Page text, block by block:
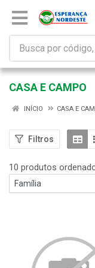
CASA E CAMPO
INÍCIO CASA E
Filtros
10 produtos